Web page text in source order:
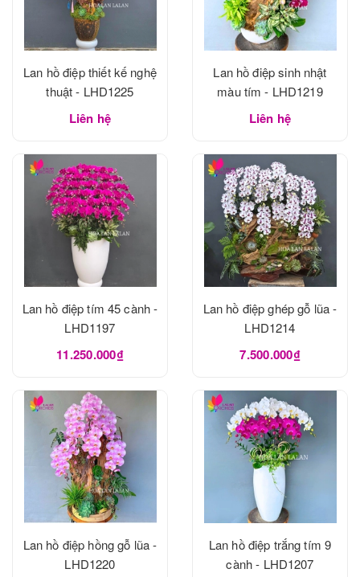
Lan hồ điệp thiết kế nghệ
thuật - LHD1225
Liên hệ
Lan hồ điệp sinh nhật
màu tím - LHD1219
Liên hệ
Lan hồ điệp tím 45 cành -
LHD1197
11.250.000₫
Lan hồ điệp ghép gỗ lũa -
LHD1214
7.500.000₫
Lan hồ điệp hồng gỗ lũa -
LHD1220
Lan hồ điệp trắng tím 9
cành - LHD1207